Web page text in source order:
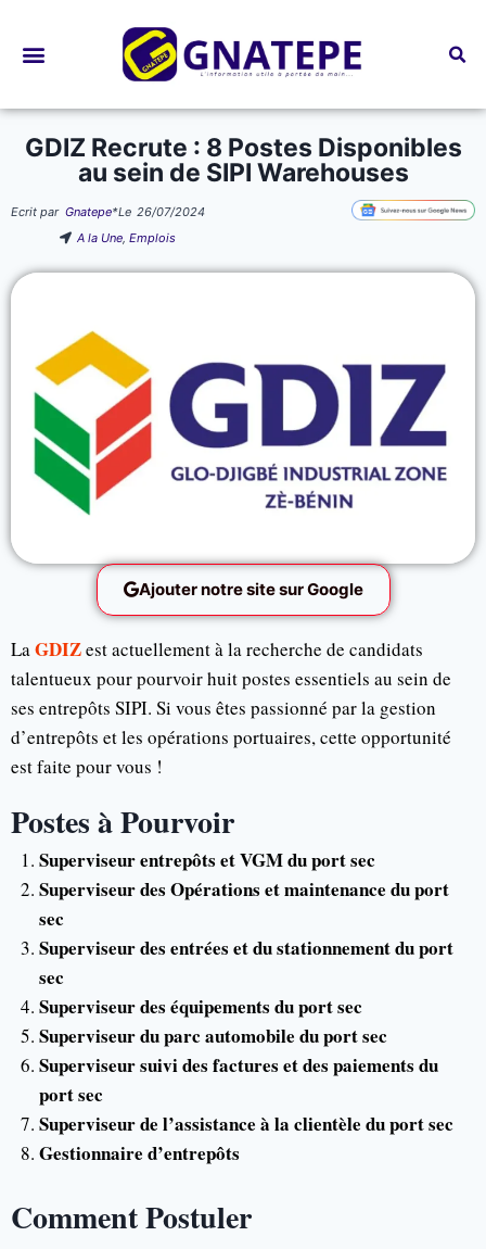
GDIZ Recrute : 8 Postes Disponibles
au sein de SIPI Warehouses
Ecrit par Gnatepe*Le 26/07/2024
A la Une,Emplois
Ajouter notre site sur Google
LaGDIZest actuellement à la recherche de candidats
talentueux pour pourvoir huit postes essentiels au sein de
ses entrepôts SIPI. Si vous êtes passionné par la gestion
d’entrepôts et les opérations portuaires, cette opportunité
est faite pour vous !
Postes à Pourvoir
Superviseur entrepôts et VGM du port sec
Superviseur des Opérations et maintenance du port
sec
Superviseur des entrées et du stationnement du port
sec
Superviseur des équipements du port sec
Superviseur du parc automobile du port sec
Superviseur suivi des factures et des paiements du
port sec
Superviseur de l’assistance à la clientèle du port sec
Gestionnaire d’entrepôts
Comment Postuler